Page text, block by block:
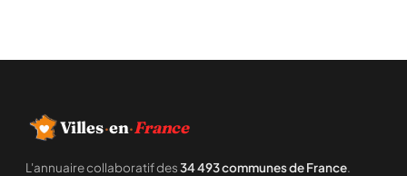
Villes·en·France
L'annuaire collaboratif des34 493 communes de France.